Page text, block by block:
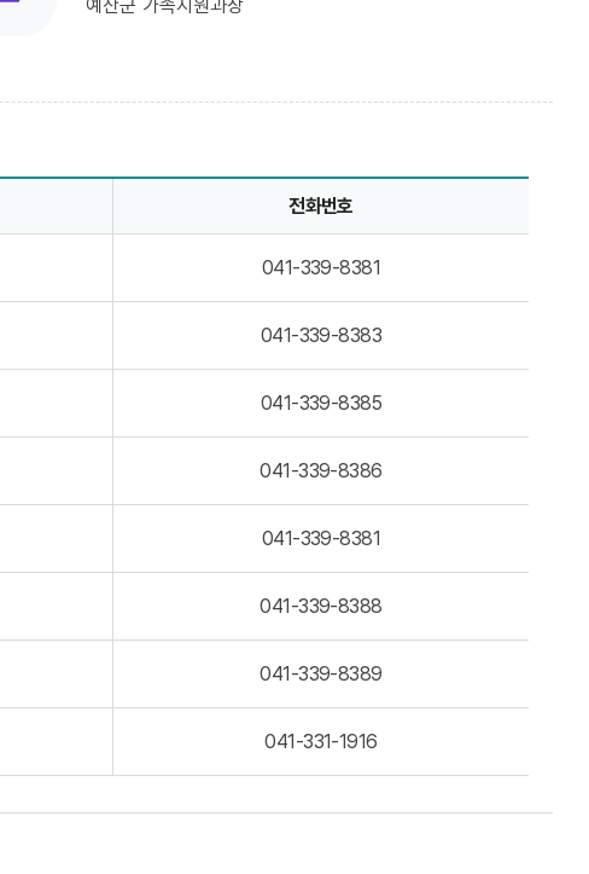
예산군 가족지원과장
전화번호
041-339-8381
041-339-8383
041-339-8385
041-339-8386
041-339-8381
041-339-8388
041-339-8389
041-331-1916